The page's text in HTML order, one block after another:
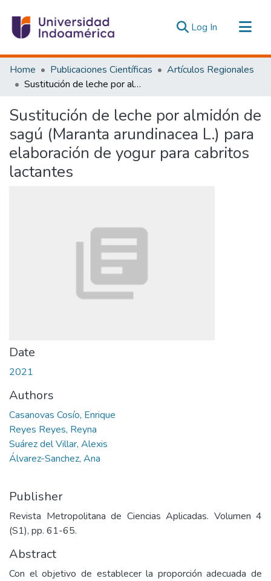
Log In (current)
Communities & Collections
All of DSpace
Estadísticas Externas
Home Publicaciones Científicas
Artículos Regionales
Sustitución de leche por almidón de sagú (Maranta arundinacea L.) para elaboración de yogur para cabritos lactantes
Sustitución de leche por almidón de
sagú (Maranta arundinacea L.) para
elaboración de yogur para cabritos
lactantes
Date
2021
Authors
Casanovas Cosío, Enrique
Reyes Reyes, Reyna
Suárez del Villar, Alexis
Álvarez-Sanchez, Ana
Publisher
Revista Metropolitana de Ciencias Aplicadas. Volumen 4
(S1), pp. 61-65.
Abstract
Con el objetivo de establecer la proporción adecuada de